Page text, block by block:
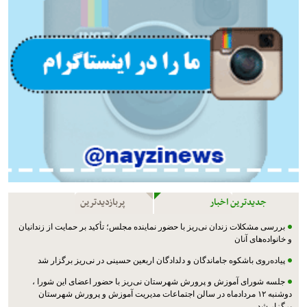
جدیدترین اخبار پربازدیدترین
بررسی مشکلات زندان نی‌ریز با حضور نماینده مجلس؛ تأکید بر حمایت از زندانیان
و خانواده‌های آنان
پیاده‌روی باشکوه جاماندگان و دلدادگان اربعین حسینی در نی‌ریز برگزار شد
جلسه شورای آموزش و پرورش شهرستان نی‌ریز با حضور اعضای این شورا ،
دوشنبه ۱۲ مردادماه در سالن اجتماعات مدیریت آموزش و پرورش شهرستان